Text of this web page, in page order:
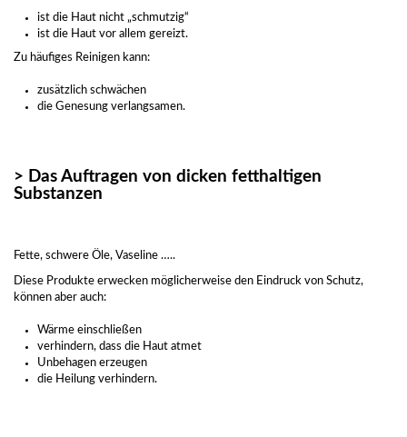
ist die Haut nicht „schmutzig“
ist die Haut vor allem gereizt.
Zu häufiges Reinigen kann:
zusätzlich schwächen
die Genesung verlangsamen.
> Das Auftragen von dicken fetthaltigen
Substanzen
Fette, schwere Öle, Vaseline …..
Diese Produkte erwecken möglicherweise den Eindruck von Schutz,
können aber auch:
Wärme einschließen
verhindern, dass die Haut atmet
Unbehagen erzeugen
die Heilung verhindern.